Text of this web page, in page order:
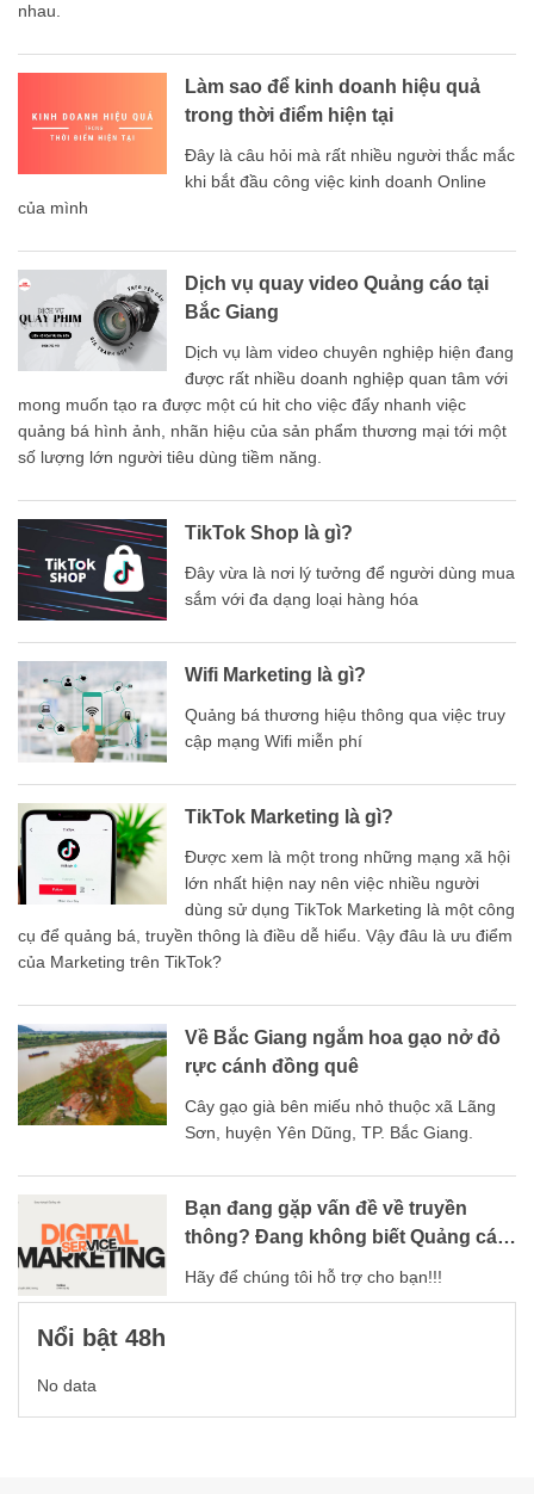
nhau.
Làm sao để kinh doanh hiệu quả
trong thời điểm hiện tại
Đây là câu hỏi mà rất nhiều người thắc mắc
khi bắt đầu công việc kinh doanh Online
của mình
Dịch vụ quay video Quảng cáo tại
Bắc Giang
Dịch vụ làm video chuyên nghiệp hiện đang
được rất nhiều doanh nghiệp quan tâm với
mong muốn tạo ra được một cú hit cho việc đẩy nhanh việc
quảng bá hình ảnh, nhãn hiệu của sản phẩm thương mại tới một
số lượng lớn người tiêu dùng tiềm năng.
TikTok Shop là gì?
Đây vừa là nơi lý tưởng để người dùng mua
sắm với đa dạng loại hàng hóa
Wifi Marketing là gì?
Quảng bá thương hiệu thông qua việc truy
cập mạng Wifi miễn phí
TikTok Marketing là gì?
Được xem là một trong những mạng xã hội
lớn nhất hiện nay nên việc nhiều người
dùng sử dụng TikTok Marketing là một công
cụ để quảng bá, truyền thông là điều dễ hiểu. Vậy đâu là ưu điểm
của Marketing trên TikTok?
Về Bắc Giang ngắm hoa gạo nở đỏ
rực cánh đồng quê
Cây gạo già bên miếu nhỏ thuộc xã Lãng
Sơn, huyện Yên Dũng, TP. Bắc Giang.
Bạn đang gặp vấn đề về truyền
thông? Đang không biết Quảng cáo
thế nào?
Hãy để chúng tôi hỗ trợ cho bạn!!!
Nổi bật 48h
No data